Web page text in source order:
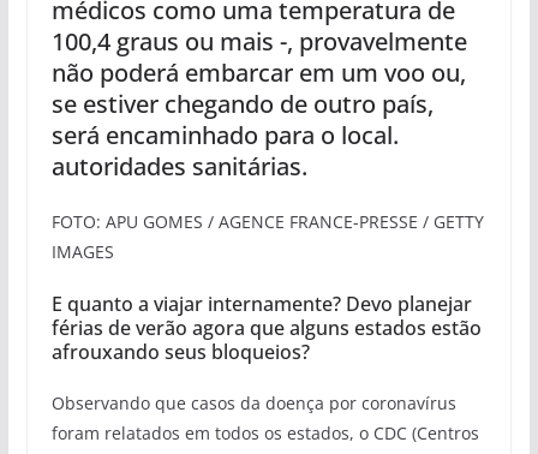
médicos como uma temperatura de
100,4 graus ou mais -, provavelmente
não poderá embarcar em um voo ou,
se estiver chegando de outro país,
será encaminhado para o local.
autoridades sanitárias.
FOTO: APU GOMES / AGENCE FRANCE-PRESSE / GETTY
IMAGES
E quanto a viajar internamente? Devo planejar
férias de verão agora que alguns estados estão
afrouxando seus bloqueios?
Observando que casos da doença por coronavírus
foram relatados em todos os estados, o CDC (Centros